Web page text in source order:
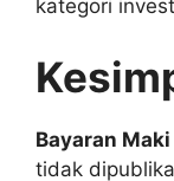
kategori
Bayaran
tidak